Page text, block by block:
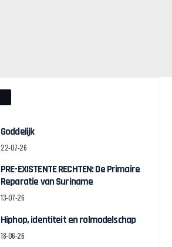
Goddelijk
22-07-26
PRE-EXISTENTE RECHTEN: De Primaire
Reparatie van Suriname
13-07-26
Hiphop, identiteit en rolmodelschap
18-06-26